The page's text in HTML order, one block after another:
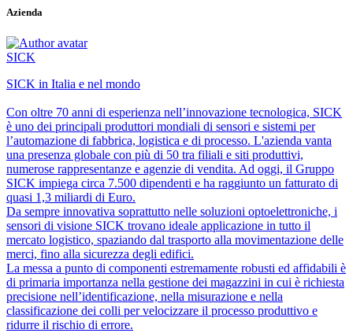
Azienda
SICK
SICK in Italia e nel mondo
Con oltre 70 anni di esperienza nell’innovazione tecnologica, SICK
è uno dei principali produttori mondiali di sensori e sistemi per
l’automazione di fabbrica, logistica e di processo. L'azienda vanta
una presenza globale con più di 50 tra filiali e siti produttivi,
numerose rappresentanze e agenzie di vendita. Ad oggi, il Gruppo
SICK impiega circa 7.500 dipendenti e ha raggiunto un fatturato di
quasi 1,3 miliardi di Euro.
Da sempre innovativa soprattutto nelle soluzioni optoelettroniche, i
sensori di visione SICK trovano ideale applicazione in tutto il
mercato logistico, spaziando dal trasporto alla movimentazione delle
merci, fino alla sicurezza degli edifici.
La messa a punto di componenti estremamente robusti ed affidabili è
di primaria importanza nella gestione dei magazzini in cui è richiesta
precisione nell’identificazione, nella misurazione e nella
classificazione dei colli per velocizzare il processo produttivo e
ridurre il rischio di errore.